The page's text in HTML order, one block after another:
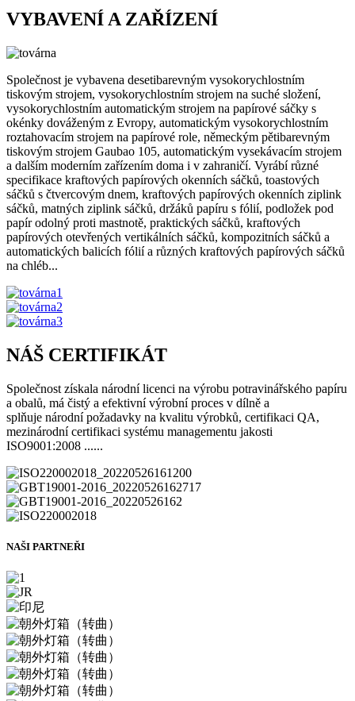
VYBAVENÍ A ZAŘÍZENÍ
Společnost je vybavena desetibarevným vysokorychlostním
tiskovým strojem, vysokorychlostním strojem na suché složení,
vysokorychlostním automatickým strojem na papírové sáčky s
okénky dováženým z Evropy, automatickým vysokorychlostním
roztahovacím strojem na papírové role, německým pětibarevným
tiskovým strojem Gaubao 105, automatickým vysekávacím strojem
a dalším moderním zařízením doma i v zahraničí. Vyrábí různé
specifikace kraftových papírových okenních sáčků, toastových
sáčků s čtvercovým dnem, kraftových papírových okenních ziplink
sáčků, matných ziplink sáčků, držáků papíru s fólií, podložek pod
papír odolný proti mastnotě, praktických sáčků, kraftových
papírových otevřených vertikálních sáčků, kompozitních sáčků a
automatických balicích fólií a různých kraftových papírových sáčků
na chléb...
NÁŠ CERTIFIKÁT
Společnost získala národní licenci na výrobu potravinářského papíru
a obalů, má čistý a efektivní výrobní proces v dílně a
splňuje národní požadavky na kvalitu výrobků, certifikaci QA,
mezinárodní certifikaci systému managementu jakosti
ISO9001:2008 ......
NAŠI PARTNEŘI